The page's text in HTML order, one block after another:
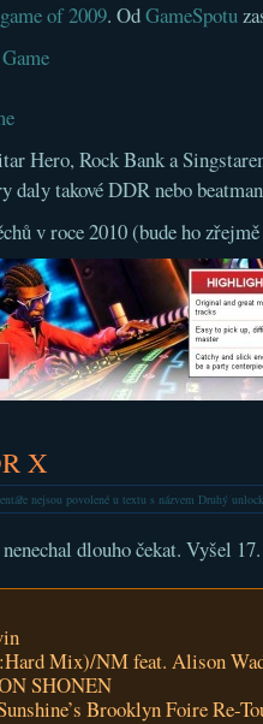
of 2009. OdGameSpotu
Hero, Rock Bank a
daly takové DDR nebo
v roce 2010 (bude ho
X
nejsou povolenéu textu s názvem Druhý
dlouho čekat. Vyšel
Mix)/NM feat. Alison
SHONEN
Brooklyn Foire Re-